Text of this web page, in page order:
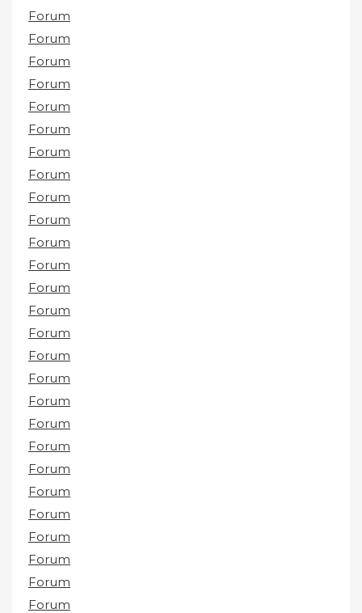
Forum
Forum
Forum
Forum
Forum
Forum
Forum
Forum
Forum
Forum
Forum
Forum
Forum
Forum
Forum
Forum
Forum
Forum
Forum
Forum
Forum
Forum
Forum
Forum
Forum
Forum
Forum